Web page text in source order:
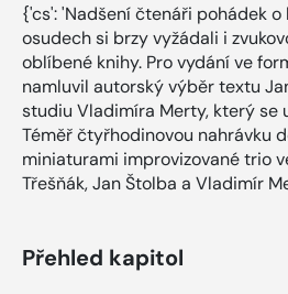
{'cs': 'Nadšení čtenáři pohádek
osudech si brzy vyžádali i
oblíbené knihy. Pro vydání ve
namluvil autorský výběr textu
studiu Vladimíra Merty, který se
Téměř čtyřhodinovou nahrávku
miniaturami improvizované trio
Třešňák, Jan Štolba a Vladimír
Přehled kapitol